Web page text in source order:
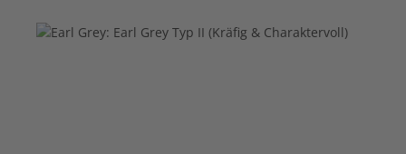
Bildergalerie überspringen